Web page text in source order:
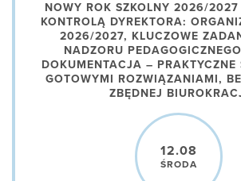
NOWY ROK SZKOLNY 2026/
KONTROLĄ DYREKTORA:
2026/2027, KLUCZOWE
NADZORU
DOKUMENTACJA – PRAKTYCZNE
GOTOWYMI ROZWIĄZANIAMI,
ZBĘDNEJ
12.08
ŚRODA